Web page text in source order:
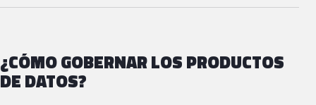
¿CÓMO GOBERNAR LOS PRODUCTOS
DE DATOS?